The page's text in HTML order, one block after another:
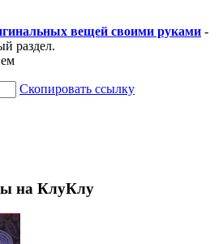
вещей своими руками -
раздел.
Скопировать ссылку
на КлуКлу